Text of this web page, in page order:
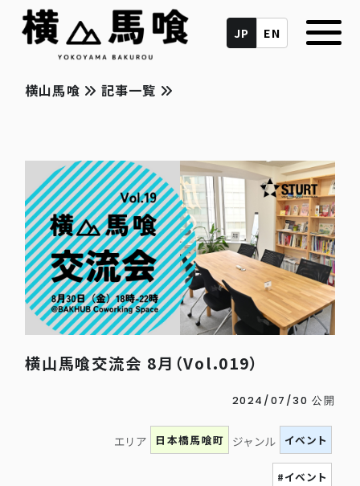
JP EN
横山馬喰 記事一覧
横山馬喰交流会 8月（Vol.019）
2024/07/30 公開
エリア 日本橋馬喰町 ジャンル イベント
#イベント